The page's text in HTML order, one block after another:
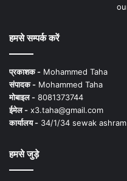
हमसे सम्पर्क करें
प्रकाशक - Mohammed Taha
संपादक - Mohammed Taha
मोबाइल - 8081373744
ईमेल - x3.taha@gmail.com
कार्यालय - 34/1/34 sewak
हमसे जुड़े